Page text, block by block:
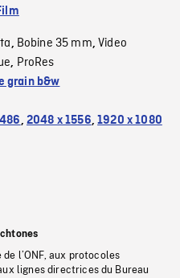
, Bobine 35 mm,Video
, ProRes
grain b&w
, 2048 x 1556,1920 x 1080
l’ONF, aux protocoles
lignes directrices du Bureau